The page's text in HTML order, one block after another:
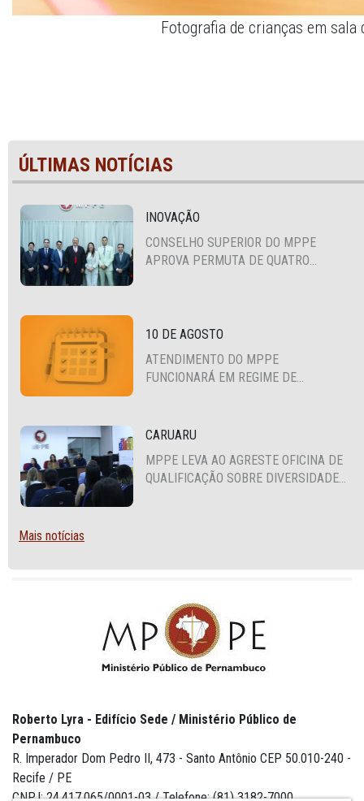
Fotografia de crianças em
ÚLTIMAS NOTÍCIAS
INOVAÇÃO
CONSELHO SUPERIOR DO MPPE
APROVA PERMUTA DE QUATRO
10 DE AGOSTO
ATENDIMENTO DO MPPE
FUNCIONARÁ EM REGIME DE
CARUARU
MPPE LEVA AO AGRESTE OFICINA DE
QUALIFICAÇÃO SOBRE DIVERSIDADE
Mais notícias
Roberto Lyra - Edifício Sede / Ministério Público de
Pernambuco
R. Imperador Dom Pedro II, 473 - Santo Antônio CEP 50.010-240 -
Recife / PE
CNPJ: 24.417.065/0001-03 / Telefone: (81) 3182-7000